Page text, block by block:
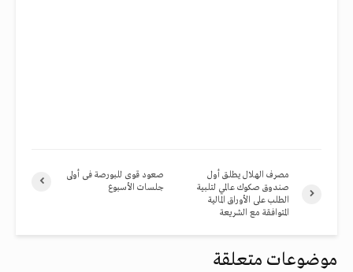
صعود قوى للبورصة فى أولى
جلسات الأسبوع
مصرف الهلال يطلق أول
صندوق صكوك عالمي لتلبية
الطلب على الأوراق المالية
المتوافقة مع الشريعة
موضوعات متعلقة